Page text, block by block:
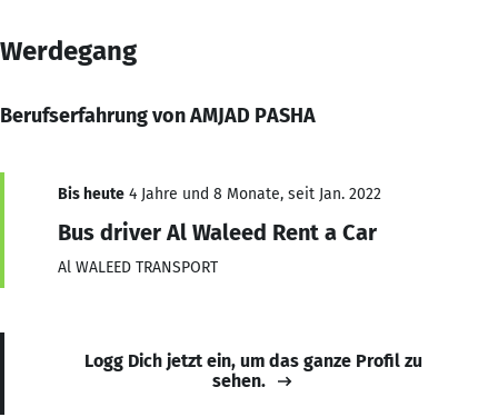
Werdegang
Berufserfahrung von AMJAD PASHA
Bis heute 4 Jahre und 8 Monate, seit Jan. 2022
Bus driver Al Waleed Rent a Car
Al WALEED TRANSPORT
Logg Dich jetzt ein, um das ganze Profil zu
sehen.